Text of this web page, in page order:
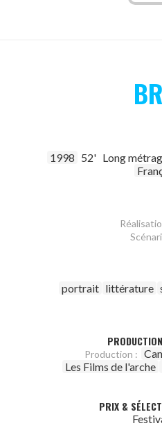
1998 52' Long
portrait littérature
Production :
Les Films de l'arche
PRIX &